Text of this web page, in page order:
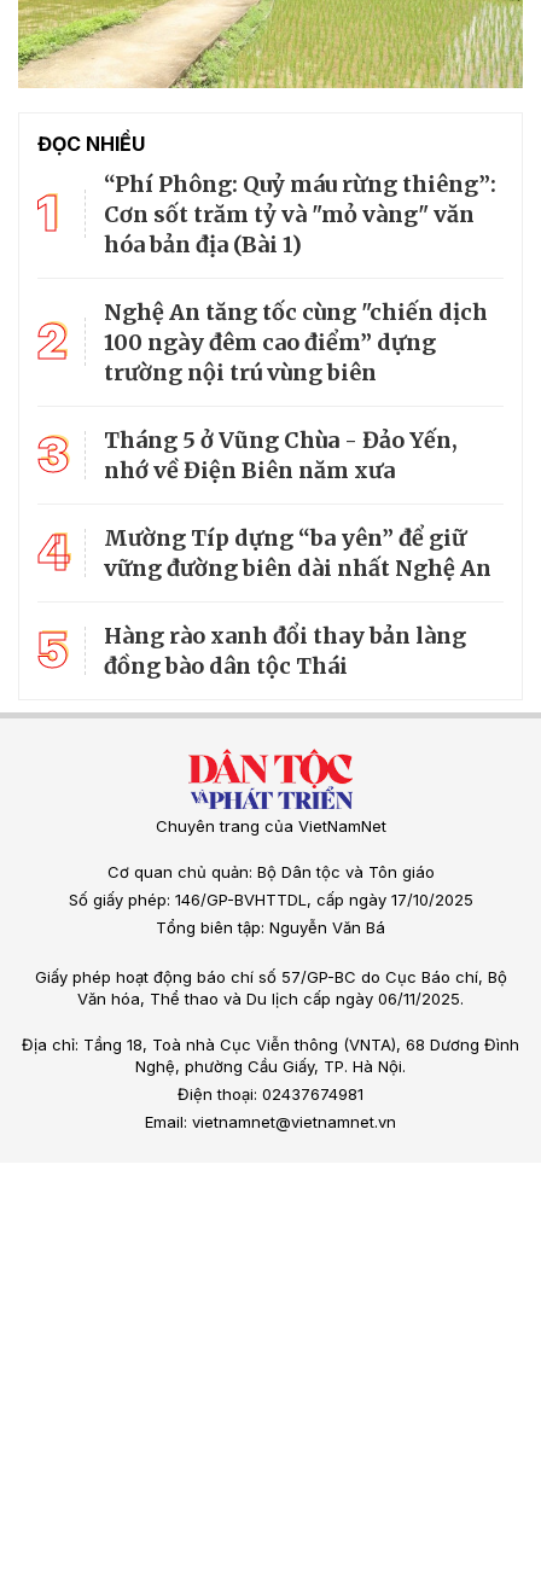
ĐỌC NHIỀU
1
“Phí Phông: Quỷ máu rừng thiêng”:
Cơn sốt trăm tỷ và "mỏ vàng" văn
hóa bản địa (Bài 1)
2
Nghệ An tăng tốc cùng "chiến dịch
100 ngày đêm cao điểm” dựng
trường nội trú vùng biên
3
Tháng 5 ở Vũng Chùa - Đảo Yến,
nhớ về Điện Biên năm xưa
4
Mường Típ dựng “ba yên” để giữ
vững đường biên dài nhất Nghệ An
5
Hàng rào xanh đổi thay bản làng
đồng bào dân tộc Thái
Chuyên trang của VietNamNet
Cơ quan chủ quản: Bộ Dân tộc và Tôn giáo
Số giấy phép: 146/GP-BVHTTDL, cấp ngày 17/10/2025
Tổng biên tập: Nguyễn Văn Bá
Giấy phép hoạt động báo chí số 57/GP-BC do Cục Báo chí, Bộ
Văn hóa, Thể thao và Du lịch cấp ngày 06/11/2025.
Địa chỉ: Tầng 18, Toà nhà Cục Viễn thông (VNTA), 68 Dương Đình
Nghệ, phường Cầu Giấy, TP. Hà Nội.
Điện thoại: 02437674981
Email: vietnamnet@vietnamnet.vn